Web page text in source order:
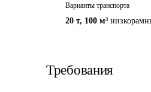
Варианты транспорта
20 т, 100 м³
Требования